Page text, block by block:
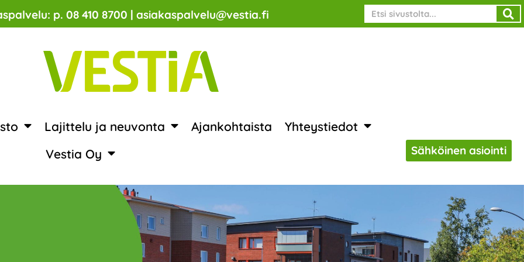
p. 08 410 8700 | asiakaspalvelu@vestia.fi Search
Lajittelu ja neuvonta Ajankohtaista
Yhteystiedot
Vestia Oy
Sähköinen asiointi